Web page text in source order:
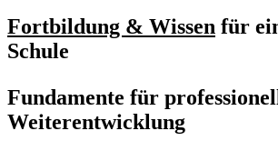
Fortbildung & Wissen für
Schule
Fundamente für
Weiterentwicklung